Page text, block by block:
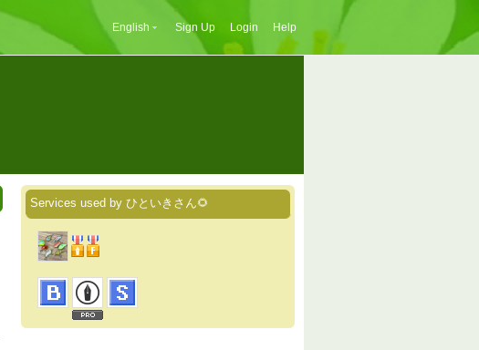
English Sign Up Login Help
Services used by ひといきさん🌻